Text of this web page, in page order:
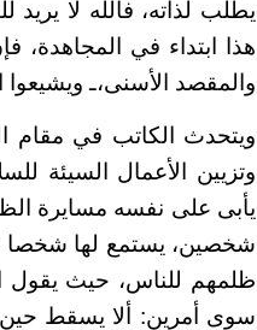
يطلب لذاته، فالله لا
هذا ابتداء في المجاهدة،
والمقصد الأسنى،ـ
ويتحدث الكاتب في مقام
وتزيين الأعمال السيئة
يأبى على نفسه مسايرة
شخصين، يستمع لها شخصا
ظلمهم للناس، حيث يقول
سوى أمرين: ألا يسقط